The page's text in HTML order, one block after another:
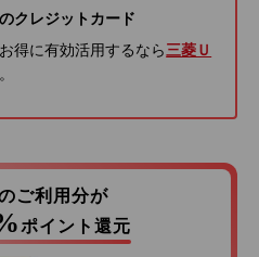
クレジットカード
得に有効活用するなら三菱Ｕ
ご利用分が
ポイント還元